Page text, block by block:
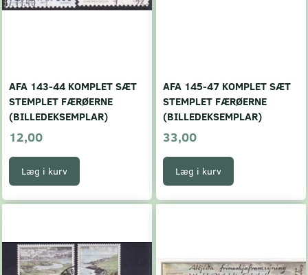
AFA 143-44 KOMPLET SÆT
STEMPLET FÆRØERNE
(BILLEDEKSEMPLAR)
12,00
Læg i kurv
AFA 145-47 KOMPLET SÆT
STEMPLET FÆRØERNE
(BILLEDEKSEMPLAR)
33,00
Læg i kurv